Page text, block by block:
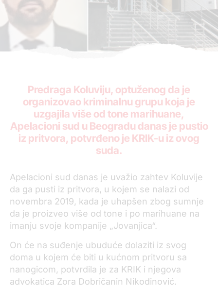
Predraga Koluviju, optuženog da je
organizovao kriminalnu grupu koja je
uzgajila više od tone marihuane,
Apelacioni sud u Beogradu danas je pustio
iz pritvora, potvrđeno je KRIK-u iz ovog
suda.
Apelacioni sud danas je uvažio zahtev Koluvije
da ga pusti iz pritvora, u kojem se nalazi od
novembra 2019, kada je uhapšen zbog sumnje
da je proizveo više od tone i po marihuane na
imanju svoje kompanije „Jovanjica“.
On će na suđenje ubuduće dolaziti iz svog
doma u kojem će biti u kućnom pritvoru sa
nanogicom, potvrdila je za KRIK i njegova
advokatica Zora Dobričanin Nikodinović.